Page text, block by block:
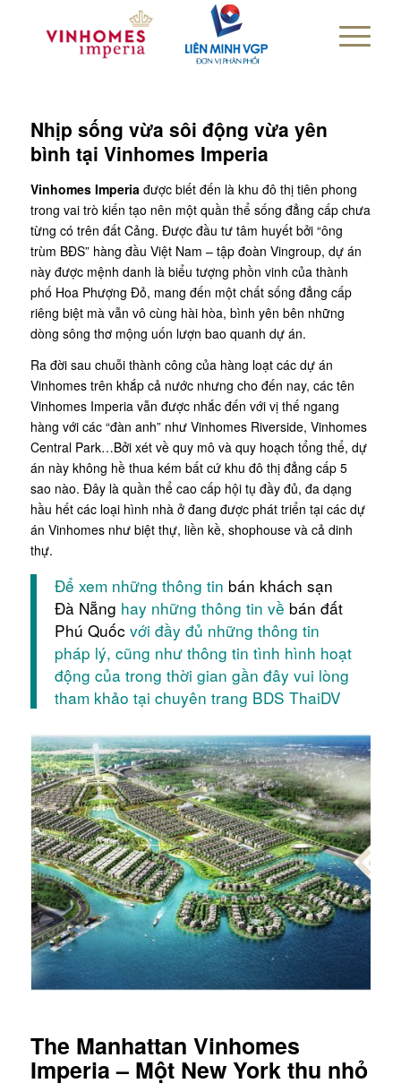
Nhịp sống vừa sôi động vừa yên
bình tại Vinhomes Imperia
Vinhomes Imperiađược biết đến là khu đô thị tiên phong
trong vai trò kiến tạo nên một quần thể sống đẳng cấp chưa
từng có trên đất Cảng. Được đầu tư tâm huyết bởi “ông
trùm BĐS” hàng đầu Việt Nam – tập đoàn Vingroup, dự án
này được mệnh danh là biểu tượng phồn vinh của thành
phố Hoa Phượng Đỏ, mang đến một chất sống đẳng cấp
riêng biệt mà vẫn vô cùng hài hòa, bình yên bên những
dòng sông thơ mộng uốn lượn bao quanh dự án.
Ra đời sau chuỗi thành công của hàng loạt các dự án
Vinhomes trên khắp cả nước nhưng cho đến nay, các tên
Vinhomes Imperia vẫn được nhắc đến với vị thế ngang
hàng với các “đàn anh” như Vinhomes Riverside, Vinhomes
Central Park…Bởi xét về quy mô và quy hoạch tổng thể, dự
án này không hề thua kém bất cứ khu đô thị đẳng cấp 5
sao nào. Đây là quần thể cao cấp hội tụ đầy đủ, đa dạng
hầu hết các loại hình nhà ở đang được phát triển tại các dự
án Vinhomes như biệt thự, liền kề, shophouse và cả dinh
thự.
Để xem những thông tin bán khách sạn
Đà Nẵng hay những thông tin về bán đất
Phú Quốc với đầy đủ những thông tin
pháp lý, cũng như thông tin tình hình hoạt
động của trong thời gian gần đây vui lòng
tham khảo tại chuyên trang BDS ThaiDV
The Manhattan Vinhomes
Imperia – Một New York thu nhỏ